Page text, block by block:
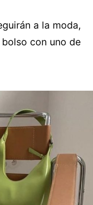
a la moda,
con uno de